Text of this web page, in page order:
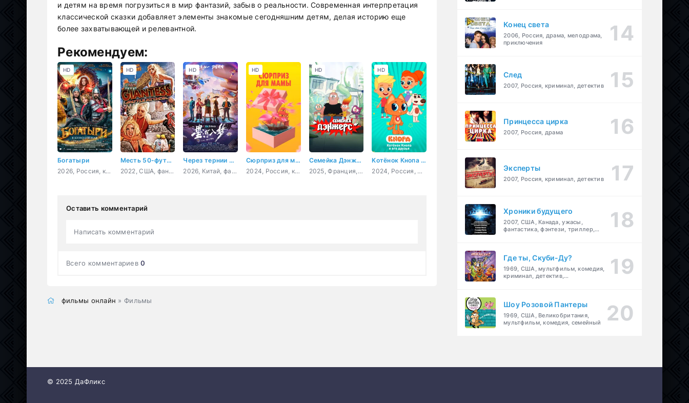
и детям на время погрузиться в мир фантазий, забыв о реальности. Современная интерпретация
классической сказки добавляет элементы знакомые сегодняшним детям, делая историю еще
более захватывающей и релевантной.
Рекомендуем:
Богатыри
2026, Россия, комедия, семейный, фэнтези
HD
Месть 50-футовой вебкамщицы
2022, США, фантастика, фэнтези, комедия
HD
Через тернии к звёздам
2026, Китай, фантастика, боевик, приключения, комедия
HD
Сюрприз для мамы
2024, Россия, комедия, семейный
HD
Семейка Дэнжерс
2025, Франция, мультфильм, фантастика, комедия, приключения, семейный
HD
Котёнок Кнопа и его друзья
2024, Россия, мультфильм, комедия, приключения, семейный
HD
Оставить комментарий
Написать комментарий
Всего комментариев0
фильмы онлайн » Фильмы
Конец света
2006, Россия, драма, мелодрама,
приключения
След
2007, Россия, криминал, детектив
Принцесса цирка
2007, Россия, драма
Эксперты
2007, Россия, криминал, детектив
Хроники будущего
2007, США, Канада, ужасы,
фантастика, фэнтези, триллер,
Где ты, Скуби-Ду?
1969, США, мультфильм, комедия,
криминал, детектив,
Шоу Розовой Пантеры
1969, США, Великобритания,
мультфильм, комедия, семейный
© 2025 ДаФликс